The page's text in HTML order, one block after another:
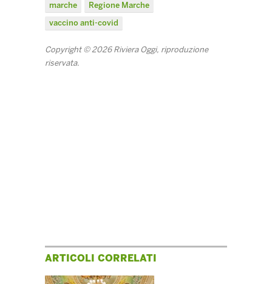
marche
Regione Marche
vaccino anti-covid
Copyright © 2026 Riviera Oggi, riproduzione
riservata.
ARTICOLI CORRELATI